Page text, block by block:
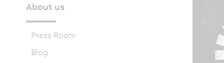
About us
Press Room
Blog